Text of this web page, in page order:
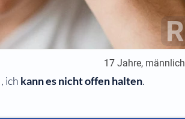
R
17 Jahre, männlich
, ich kann es nicht offen halten.